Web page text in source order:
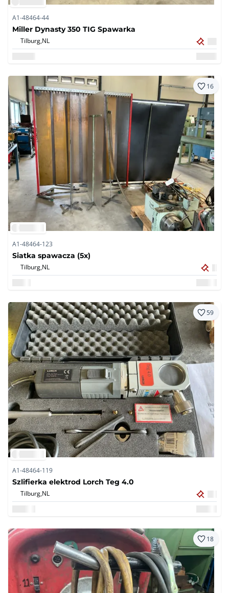
A1-48464-44
Miller Dynasty 350 TIG Spawarka
Tilburg,NL
16
A1-48464-123
Siatka spawacza (5x)
Tilburg,NL
59
A1-48464-119
Szlifierka elektrod Lorch Teg 4.0
Tilburg,NL
18